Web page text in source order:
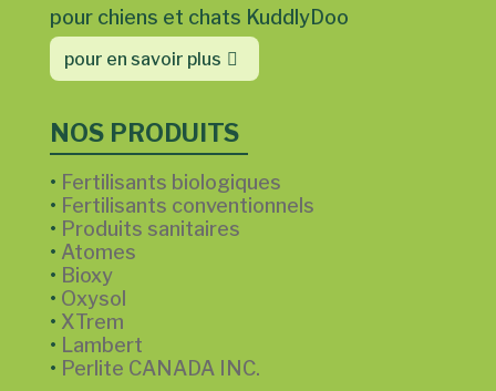
pour chiens et chats KuddlyDoo
pour en savoir plus
NOS PRODUITS
• Fertilisants biologiques
• Fertilisants conventionnels
• Produits sanitaires
• Atomes
• Bioxy
• Oxysol
• XTrem
• Lambert
• Perlite CANADA INC.